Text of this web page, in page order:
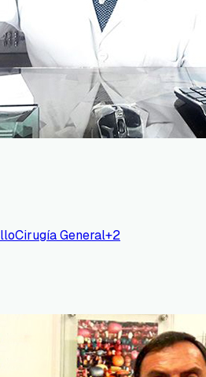
Cirugía General+2